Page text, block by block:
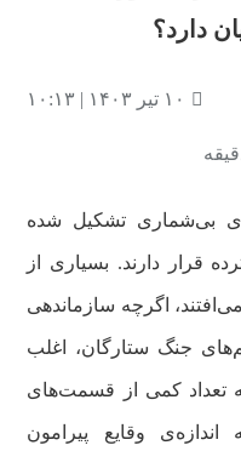
دارد؟
۱۰ تیر ۱۴۰۳ | ۱۰:۱۳
بی‌شماری تشکیل شده
قرار دارند. بسیاری از
اگرچه سازماندهی
جنگ ستارگان، اغلب
تعداد کمی از قسمت‌های
وقایع پیرامون